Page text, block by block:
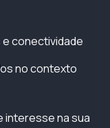
conectividade
no contexto
interesse na sua